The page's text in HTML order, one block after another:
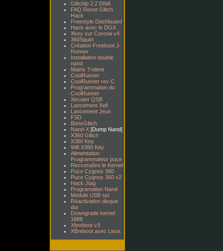
Glitchip 2.2 DNA
FAQ Reset Glitch
Hack
Freestyle Dashboard
Hack avec le DGX
Xkey sur Corona v4
360Squirt
Création Freeboot J-
Runner
Installation double
nand
Matrix Trident
CoolRunner
CoolRunner rev C
Programmation du
CoolRunner
Xecuter QSB
Lancement Xell
Lancement Jeux
FSD
BonxGlitch
Nand-X [Dump Nand]
X360 Glitch
X360 Key
Wifi X360 Key
Alimentation
Programmateur puce
Recconaître le Kernel
Puce Cygnos 360
Puce Cygnos 360 v2
Hack Jtag
Programation Nand
Module USB spi
Réactivation disque
dur
Downgrade kernel
1888
Xbreboot v3
XBreboot avec Linux